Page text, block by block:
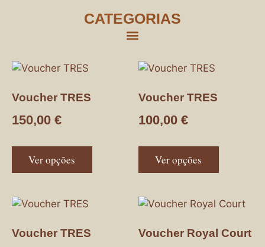
CATEGORIAS
Voucher TRES
150,00 €
Ver opções
Voucher TRES
100,00 €
Ver opções
Voucher TRES Voucher Royal Court